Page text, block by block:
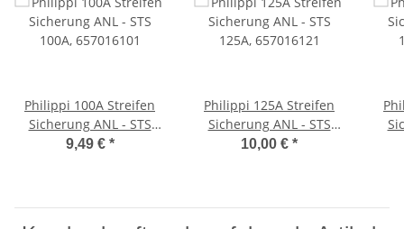
Philippi 100A Streifen
Sicherung ANL - STS
100A, 657016101
9,49 € *
Philippi 125A Streifen
Sicherung ANL - STS
125A, 657016121
10,00 € *